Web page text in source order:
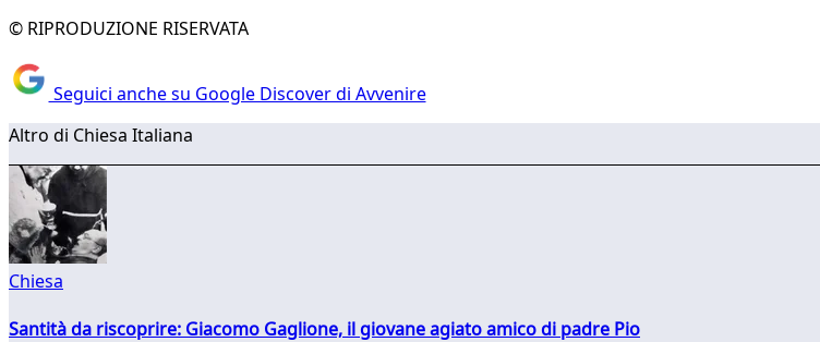
© RIPRODUZIONE RISERVATA
Seguici anche su Google Discover di Avvenire
Altro di Chiesa Italiana
Chiesa
Santità da riscoprire: Giacomo Gaglione, il giovane agiato amico di padre Pio